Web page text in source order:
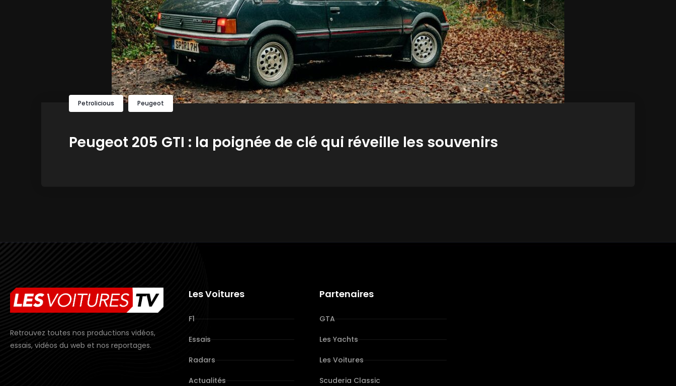
Petrolicious Peugeot
Peugeot 205 GTI : la poignée de clé qui réveille les souvenirs
Retrouvez toutes nos productions vidéos,
essais, vidéos du web et nos reportages.
Les Voitures
F1
Essais
Radars
Actualités
Partenaires
GTA
Les Yachts
Les Voitures
Scuderia Classic